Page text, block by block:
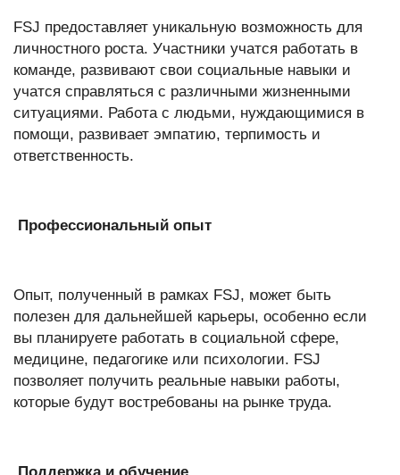
FSJ предоставляет уникальную возможность для
личностного роста. Участники учатся работать в
команде, развивают свои социальные навыки и
учатся справляться с различными жизненными
ситуациями. Работа с людьми, нуждающимися в
помощи, развивает эмпатию, терпимость и
ответственность.
Профессиональный опыт
Опыт, полученный в рамках FSJ, может быть
полезен для дальнейшей карьеры, особенно если
вы планируете работать в социальной сфере,
медицине, педагогике или психологии. FSJ
позволяет получить реальные навыки работы,
которые будут востребованы на рынке труда.
Поддержка и обучение